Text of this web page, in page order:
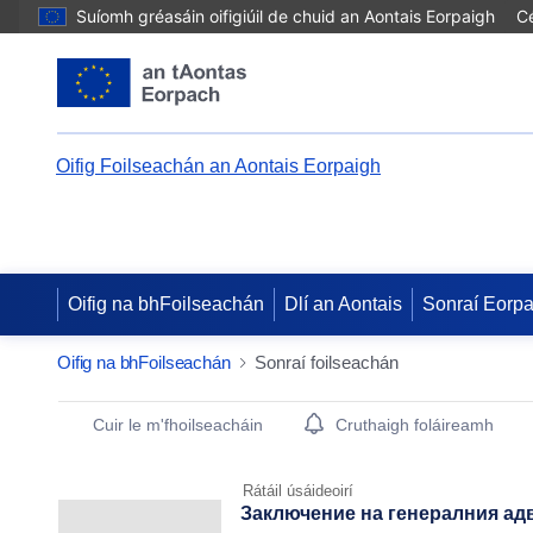
Suíomh gréasáin oifigiúil de chuid an Aontais Eorpaigh
Oifig Foilseachán an Aontais Eorpaigh
Oifig na bhFoilseachán Dlí an Aontais Sonraí
Oifig na bhFoilseachán Sonraí foilseachán
Publication Detail Actions Portlet
Cuir le m'fhoilseacháin Cruthaigh foláireamh
Rátáil úsáideoirí
Заключение на генералния